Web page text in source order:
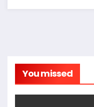
You missed